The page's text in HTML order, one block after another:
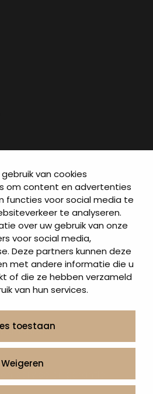
van cookies
om content en advertenties
functies voor social media te
te analyseren.
over uw gebruik van onze
voor social media,
Deze partners kunnen deze
met andere informatie die u
of die ze hebben verzameld
van hun services.
toestaan
Weigeren
webshop